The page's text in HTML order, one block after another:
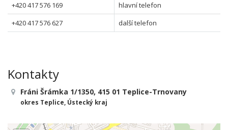
+420 417 576 169
hlavní telefon
+420 417 576 627
další telefon
Kontakty
Fráni Šrámka 1/1350, 415 01 Teplice-Trnovany
okres Teplice, Ústecký kraj